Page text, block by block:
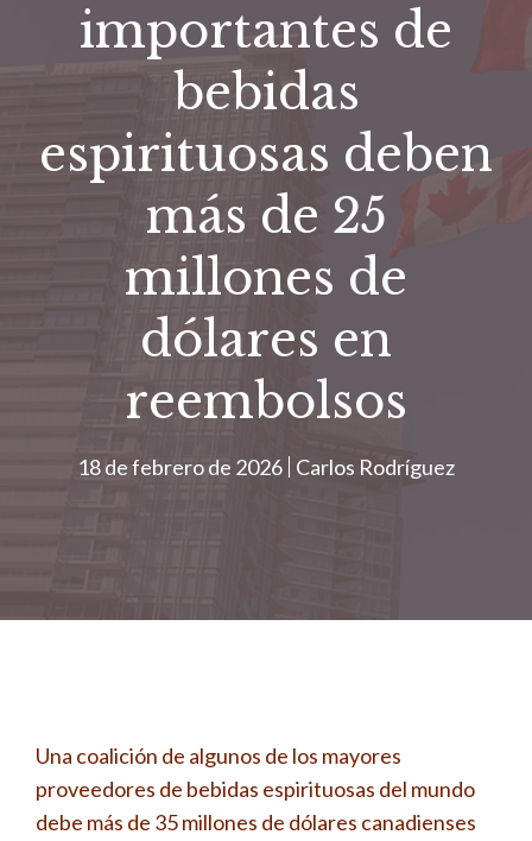
importantes de
bebidas
espirituosas deben
más de 25
millones de
dólares en
reembolsos
18 de febrero de 2026 Carlos Rodríguez
Una coalición de algunos de los mayores
proveedores de bebidas espirituosas del mundo
debe más de 35 millones de dólares canadienses